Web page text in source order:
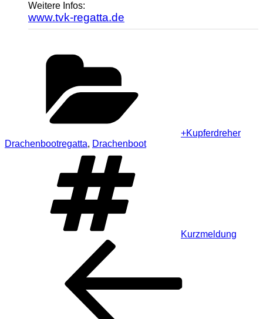
Weitere Infos:
www.tvk-regatta.de
+Kupferdreher
Drachenbootregatta, Drachenboot
Kurzmeldung
Beitragsnavigation